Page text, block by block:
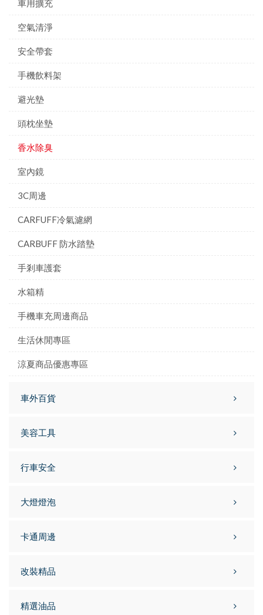
車用擴充
空氣清淨
安全帶套
手機飲料架
避光墊
頭枕坐墊
香水除臭
室內鏡
3C周邊
CARFUFF冷氣濾網
CARBUFF 防水踏墊
手剎車護套
水箱精
手機車充周邊商品
生活休閒專區
涼夏商品優惠專區
車外百貨
美容工具
行車安全
大燈燈泡
卡通周邊
改裝精品
精選油品